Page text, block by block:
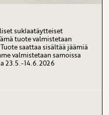
suklaatäytteiset
tuote valmistetaan
saattaa sisältää jäämiä
valmistetaan samoissa
23.5.-14.6.2026